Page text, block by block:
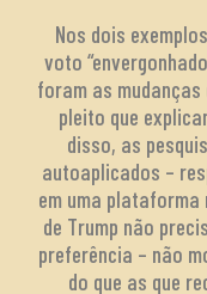
Nos dois
voto
foram as
pleito que
disso, as
autoaplicados –
em uma
de Trump não
preferência – não
do que as que